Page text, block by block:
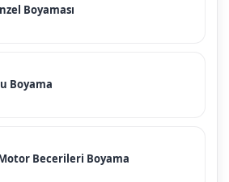
Boyaması
Boyama
Becerileri Boyama